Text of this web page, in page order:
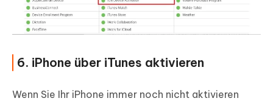
6. iPhone über iTunes aktivieren
Wenn Sie Ihr iPhone immer noch nicht aktivieren